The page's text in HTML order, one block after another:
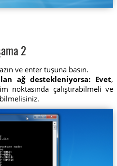
2
ve enter tuşuna basın.
ağ destekleniyorsa: Evet,
noktasında çalıştırabilmeli ve